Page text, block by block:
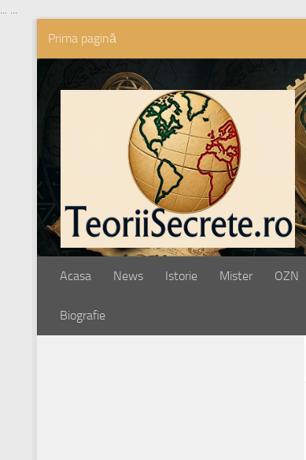
... ...
Skip to content
Prima pagină
Acasa News Istorie Mister OZN
Biografie